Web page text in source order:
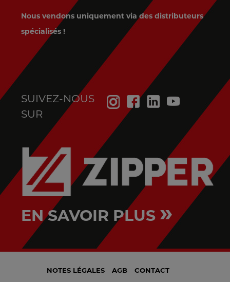
Nous vendons uniquement via des distributeurs
spécialisés !
SUIVEZ-NOUS
SUR
EN SAVOIR PLUS »
NOTES LÉGALES AGB CONTACT